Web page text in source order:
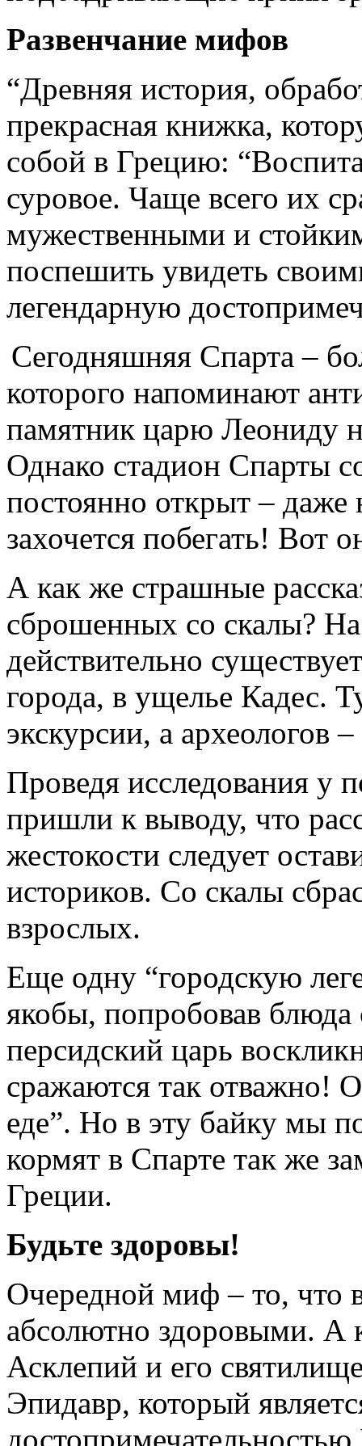
Развенчание мифов
“Древняя история,
прекрасная книжка,
собой в Грецию:
суровое. Чаще всего их
мужественными и
поспешить увидеть
легендарную
Сегодняшняя Спарта –
которого напоминают
памятник царю Леониду
Однако стадион Спарты
постоянно открыт – даже
захочется побегать! Вот
А как же страшные
сброшенных со скалы?
действительно
города, в ущелье Кадес.
экскурсии, а археологов
Проведя исследования у
пришли к выводу, что
жестокости следует
историков. Со скалы
взрослых.
Еще одну “городскую
якобы, попробовав блюда
персидский царь
сражаются так отважно!
еде”. Но в эту байку мы
кормят в Спарте так же
Греции.
Будьте здоровы!
Очередной миф – то, что
абсолютно здоровыми. А
Асклепий и его
Эпидавр, который